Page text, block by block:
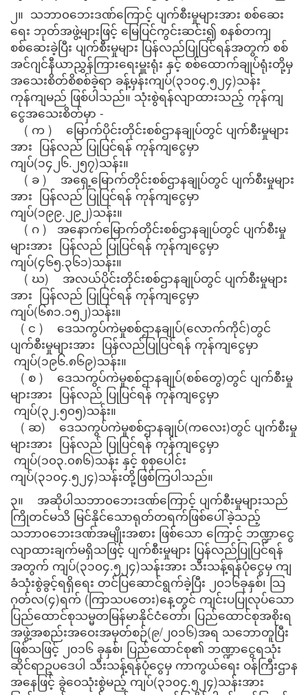
၂။ သဘာ၀ဘေးဒဏ်ကြောင့် ပျက်စီးမှုများအား စစ်ဆေး
ရေး ဘုတ်အဖွဲ့များဖြင့် မြေပြင်ကွင်းဆင်း၍ စနစ်တကျ
စစ်ဆေးခဲ့ပြီး ပျက်စီးမှုများ ပြန်လည်ပြုပြင်ရန်အတွက် စစ်
အင်ဂျင်နီယာညွှန်ကြားရေးမှူးရုံး နှင့် စစ်ထောက်ချုပ်ရုံးတို့မှ
အသေးစိတ်စိစစ်ခဲ့ရာ ခန့်မှန်းကျပ်(၃၁၀၄.၅၂၄)သန်း
ကုန်ကျမည် ဖြစ်ပါသည်။ သုံးစွဲရန်လျာထားသည့် ကုန်ကျ
ငွေအသေးစိတ်မှာ -
( က ) မြောက်ပိုင်းတိုင်းစစ်ဌာနချုပ်တွင် ပျက်စီးမှုများ
အား ပြန်လည် ပြုပြင်ရန် ကုန်ကျငွေမှာ
ကျပ်(၁၄၂၆.၂၅၇)သန်း။
( ခ ) အရှေ့မြောက်တိုင်းစစ်ဌာနချုပ်တွင် ပျက်စီးမှုများ
အား ပြန်လည် ပြုပြင်ရန် ကုန်ကျငွေမှာ
ကျပ်(၁၉၉.၂၉၂)သန်း။
( ဂ ) အနောက်မြောက်တိုင်းစစ်ဌာနချုပ်တွင် ပျက်စီးမှု
များအား ပြန်လည် ပြုပြင်ရန် ကုန်ကျငွေမှာ
ကျပ်(၄၆၅.၃၆၁)သန်း။
( ဃ) အလယ်ပိုင်းတိုင်းစစ်ဌာနချုပ်တွင် ပျက်စီးမှုများ
အား ပြန်လည် ပြုပြင်ရန် ကုန်ကျငွေမှာ
ကျပ်(၆၈၁.၁၅၂)သန်း။
( င ) ဒေသကွပ်ကဲမှုစစ်ဌာနချုပ်(လောက်ကိုင်)တွင်
ပျက်စီးမှုများအား ပြန်လည်ပြုပြင်ရန် ကုန်ကျငွေမှာ
ကျပ်(၁၉၆.၈၆၉)သန်း။
( စ ) ဒေသကွပ်ကဲမှုစစ်ဌာနချုပ်(စစ်တွေ)တွင် ပျက်စီးမှု
များအား ပြန်လည် ပြုပြင်ရန် ကုန်ကျငွေမှာ
ကျပ်(၃၂.၅၀၅)သန်း။
( ဆ) ဒေသကွပ်ကဲမှုစစ်ဌာနချုပ်(ကလေး)တွင် ပျက်စီးမှု
များအား ပြန်လည် ပြုပြင်ရန် ကုန်ကျငွေမှာ
ကျပ်(၁၀၃.၀၈၆)သန်း နှင့် စုစုပေါင်း
ကျပ်(၃၁၀၄.၅၂၄)သန်းတို့ဖြစ်ကြပါသည်။
၃။ အဆိုပါသဘာ၀ဘေးဒဏ်ကြောင့် ပျက်စီးမှုများသည်
ကြိုတင်မသိ မြင်နိုင်သောရုတ်တရက်ဖြစ်ပေါ်ခဲ့သည့်
သဘာ၀ဘေးဒဏ်အမျိုးအစား ဖြစ်သော ကြောင့် ဘဏ္ဍာငွေ
လျာထားချက်မရှိသဖြင့် ပျက်စီးမှုများ ပြန်လည်ပြုပြင်ရန်
အတွက် ကျပ်(၃၁၀၄.၅၂၄)သန်းအား သီးသန့်ရန်ပုံငွေမှ ကျ
ခံသုံးစွဲခွင့်ရရှိရေး တင်ပြဆောင်ရွက်ခဲ့ပြီး ၂၀၁၆ခုနှစ်၊ သြ
ဂုတ်လ(၄)ရက် (ကြာသပတေး)နေ့တွင် ကျင်းပပြုလုပ်သော
ပြည်ထောင်စုသမ္မတမြန်မာနိုင်ငံတော်၊ ပြည်ထောင်စုအစိုးရ
အဖွဲ့အစည်းအဝေးအမှတ်စဉ်(၉/၂၀၁၆)အရ သဘောတူပြီး
ဖြစ်သဖြင့် ၂၀၁၆ ခုနှစ်၊ ပြည်ထောင်စု၏ ဘဏ္ဍာငွေရသုံး
ဆိုင်ရာဥပဒေပါ သီးသန့်ရန်ပုံငွေမှ ကာကွယ်ရေး ဝန်ကြီးဌာန
အနေဖြင့် ခွဲဝေသုံးစွဲမည့် ကျပ်(၃၁၀၄.၅၂၄)သန်းအား